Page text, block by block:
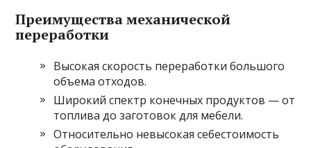
Преимущества механической
переработки
Высокая скорость переработки большого
объема отходов.
Широкий спектр конечных продуктов — от
топлива до заготовок для мебели.
Относительно невысокая себестоимость